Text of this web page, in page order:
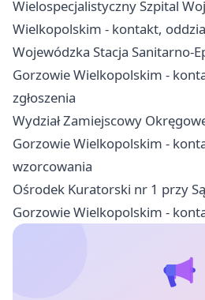
Wielospecjalistyczny Szpital
Wielkopolskim - kontakt,
Wojewódzka Stacja Sanitarno-
Gorzowie Wielkopolskim -
zgłoszenia
Wydział Zamiejscowy
Gorzowie Wielkopolskim -
wzorcowania
Ośrodek Kuratorski nr 1 przy
Gorzowie Wielkopolskim -